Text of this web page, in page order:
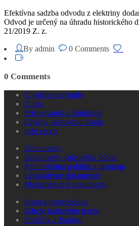
Efektívna sadzba odvodu z elektriny
Odvod je určený na úhradu historického
21/2019 Z. z.
By admin 0 Comments
0 Comments
O jadrovom fonde
O nás
Prispievatela a žiadatelia
Orgány jadrového fondu
Info servis
Dokumenty
Dokumenty jadrového fondu
Vnútroštátna politika a program
Legislatívne dokumenty
Medzinárodné dokumenty
Správa prostriedkov
Zdroje jadrového fondu
Podúčty a žiadosti